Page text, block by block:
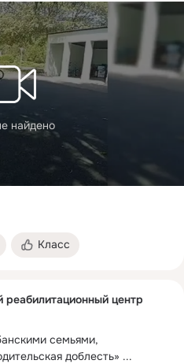
найдено
Класс
центр
семьями,
доблесть» ...